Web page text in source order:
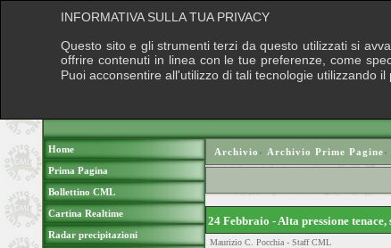
Home
Prima Pagina
Bollettino CML
Cartina Realtime
Radar precipitazioni
Archivio › Archivio Prime Pagine›
24 Febbraio - Alta pressione
Maurizio C. Pocchia - Staff CML
INFORMATIVA SULLA TUA PRIVACY
Questo sito e gli strumenti terzi da questo utilizzati si
offrire contenuti in linea con le tue preferenze, come
Puoi acconsentire all'utilizzo di tali tecnologie utilizzando